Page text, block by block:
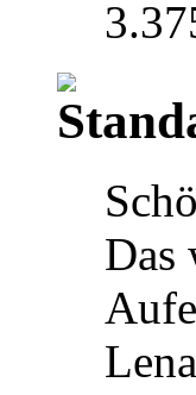
Das